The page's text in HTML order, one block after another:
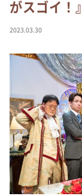
これ余談な
～人生密
て真剣です
探偵！ナ
news おか
河合＆
（news お
DAIGOも
本日はダ
朝だ！生
教えて！
がスゴイ！』
2023.03.30